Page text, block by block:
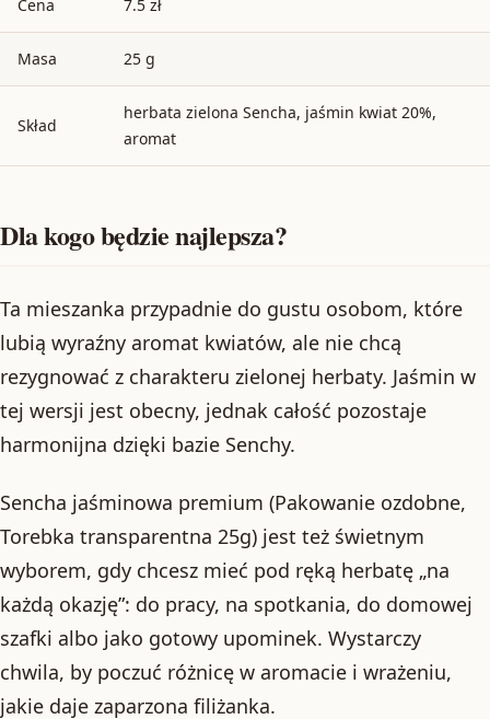
Cena 7.5 zł
Masa 25 g
Skład
herbata zielona Sencha, jaśmin kwiat 20%,
aromat
Dla kogo będzie najlepsza?
Ta mieszanka przypadnie do gustu osobom, które
lubią wyraźny aromat kwiatów, ale nie chcą
rezygnować z charakteru zielonej herbaty. Jaśmin w
tej wersji jest obecny, jednak całość pozostaje
harmonijna dzięki bazie Senchy.
Sencha jaśminowa premium (Pakowanie ozdobne,
Torebka transparentna 25g) jest też świetnym
wyborem, gdy chcesz mieć pod ręką herbatę „na
każdą okazję”: do pracy, na spotkania, do domowej
szafki albo jako gotowy upominek. Wystarczy
chwila, by poczuć różnicę w aromacie i wrażeniu,
jakie daje zaparzona filiżanka.